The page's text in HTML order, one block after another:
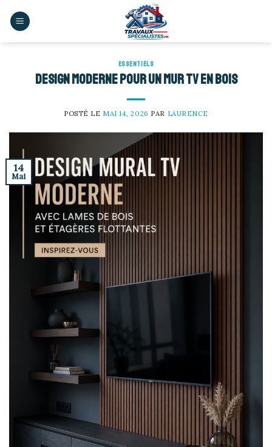
ESSENTIELS
Design moderne pour un mur TV en bois
POSTÉ LE MAI 14, 2026 PAR LAURENCE
14
Mai